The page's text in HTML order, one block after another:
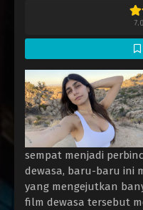
7.0
sempat menjadi
dewasa, baru-baru ini
yang mengejutkan
film dewasa tersebut